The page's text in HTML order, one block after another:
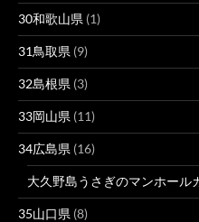
30和歌山県 (1)
31鳥取県 (9)
32島根県 (3)
33岡山県 (11)
34広島県 (16)
大久野島うさぎのマンホール
35山口県 (8)